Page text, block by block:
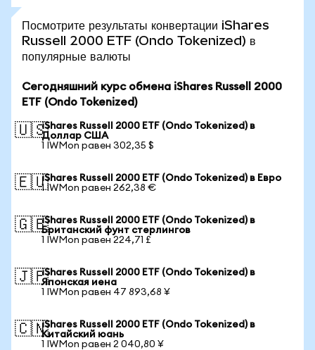
Посмотрите результаты конвертации iShares
Russell 2000 ETF (Ondo Tokenized) в
популярные валюты
Сегодняшний курс обмена iShares Russell 2000
ETF (Ondo Tokenized)
🇺🇸iShares Russell 2000 ETF (Ondo Tokenized) в
Доллар США
1 IWMon равен 302,35 $
🇪🇺iShares Russell 2000 ETF (Ondo Tokenized) в Евро
1 IWMon равен 262,38 €
🇬🇧iShares Russell 2000 ETF (Ondo Tokenized) в
Британский фунт стерлингов
1 IWMon равен 224,71 £
🇯🇵iShares Russell 2000 ETF (Ondo Tokenized) в
Японская иена
1 IWMon равен 47 893,68 ¥
🇨🇳iShares Russell 2000 ETF (Ondo Tokenized) в
Китайский юань
1 IWMon равен 2 040,80 ¥